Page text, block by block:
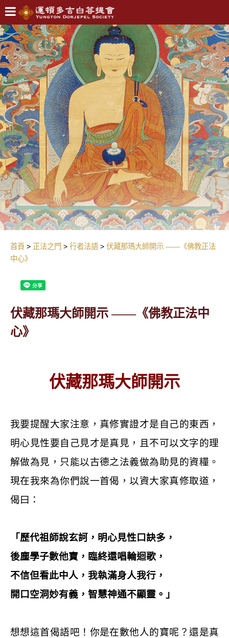
首頁 正法之門 行者法語
伏藏那瑪大師開示 ——《佛教正法
中心》
伏藏那瑪大師開示 ——《佛教正法中
心》
伏藏那瑪大師開示
我要提醒大家注意，真修實證才是自己的東西，
明心見性要自己見才是真見，且不可以文字的理
解做為見，只能以古德之法義做為助見的資糧。
現在我來為你們說一首偈，以資大家真修取道，
偈曰：
「歷代祖師說玄訶，明心見性口訣多，
後塵學子數他寶，臨終還唱輪迴歌，
不信但看此中人，我執滿身人我行，
開口空洞妙有義，智慧神通不顯靈。」
想想這首偈語吧！你是在數他人的寶呢？還是真